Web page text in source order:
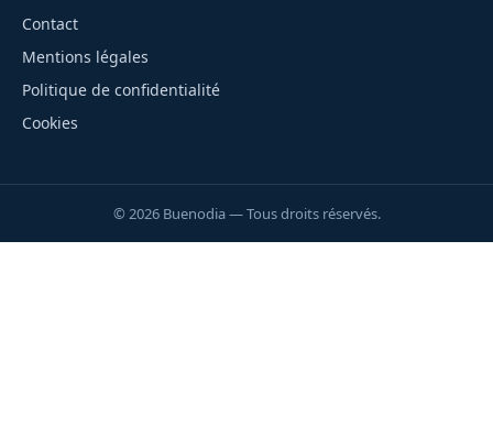
Contact
Mentions légales
Politique de confidentialité
Cookies
© 2026 Buenodia — Tous droits réservés.